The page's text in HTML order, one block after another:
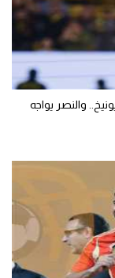
- بايرن ميونيخ.. والنصر يواجه